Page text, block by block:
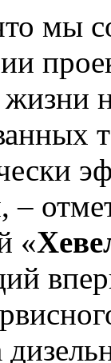
мы
жизни
–
«